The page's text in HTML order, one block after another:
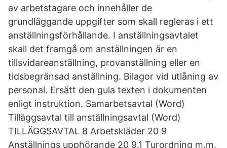
av arbetstagare och innehåller de
grundläggande uppgifter som skall regleras i ett
anställningsförhållande. I anställningsavtalet
skall det framgå om anställningen är en
tillsvidareanställning, provanställning eller en
tidsbegränsad anställning. Bilagor vid utlåning av
personal. Ersätt den gula texten i dokumenten
enligt instruktion. Samarbetsavtal (Word)
Tilläggsavtal till anställningsavtal (Word)
TILLÄGGSAVTAL 8 Arbetskläder 20 9
Anställnings upphörande 20 9.1 Turordning m.m.